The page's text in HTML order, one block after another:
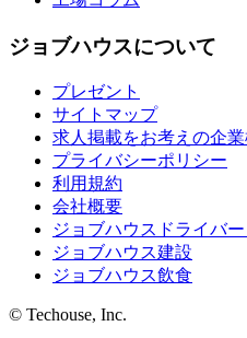
ジョブハウスについて
プレゼント
サイトマップ
求人掲載をお考えの企業
プライバシーポリシー
利用規約
会社概要
ジョブハウスドライバ
ジョブハウス建設
ジョブハウス飲食
© Techouse, Inc.